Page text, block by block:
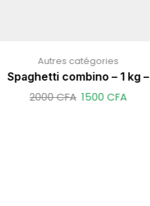
Autres catégories
Spaghetti combino – 1 kg –
2000CFA 1500 CFA